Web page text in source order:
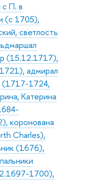
П. в
(с 1705),
светлость
(15.12.1717),
адмирал
(1717-1724,
Катерина
коронована
Charles),
(1676),
1700),